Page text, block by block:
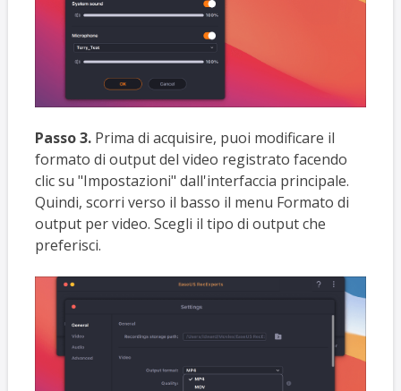
Passo 3.Prima di acquisire, puoi modificare il
formato di output del video registrato facendo
clic su "Impostazioni" dall'interfaccia principale.
Quindi, scorri verso il basso il menu Formato di
output per video. Scegli il tipo di output che
preferisci.